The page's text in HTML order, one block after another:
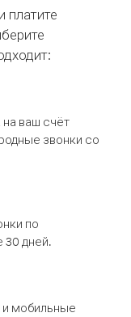
платите
ваш счёт
звонки со
по
30 дней.
и мобильные